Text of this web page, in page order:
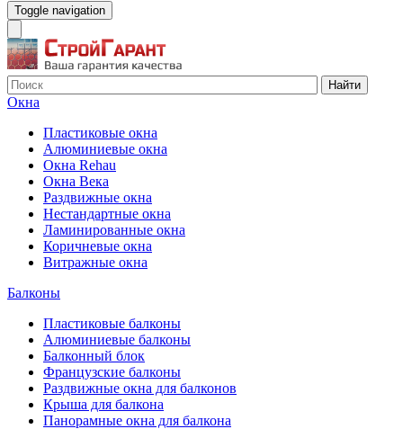
Toggle navigation
Найти
Окна
Пластиковые окна
Алюминиевые окна
Окна Rehau
Окна Века
Раздвижные окна
Нестандартные окна
Ламинированные окна
Коричневые окна
Витражные окна
Балконы
Пластиковые балконы
Алюминиевые балконы
Балконный блок
Французские балконы
Раздвижные окна для балконов
Крыша для балкона
Панорамные окна для балкона